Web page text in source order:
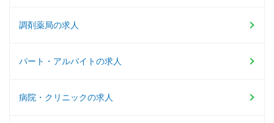
調剤薬局の求人
パート・アルバイトの求人
病院・クリニックの求人